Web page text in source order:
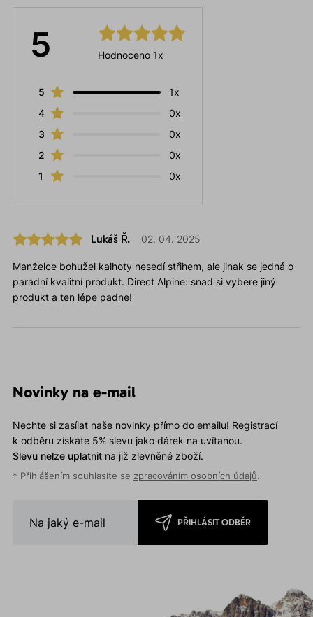
5 Hodnoceno 1x
5
1x
4
0x
3
0x
2
0x
1
0x
Lukáš Ř. 02. 04. 2025
Manželce bohužel kalhoty nesedí střihem, ale jinak se jedná o
parádní kvalitní produkt. Direct Alpine: snad si vybere jiný
produkt a ten lépe padne!
Novinky na e-mail
Nechte si zasílat naše novinky přímo do emailu! Registrací
k odběru získáte 5% slevu jako dárek na uvítanou.
Slevu nelze uplatnitna již zlevněné zboží.
* Přihlášením souhlasíte se zpracováním osobních údajů.
PŘIHLÁSIT ODBĚR